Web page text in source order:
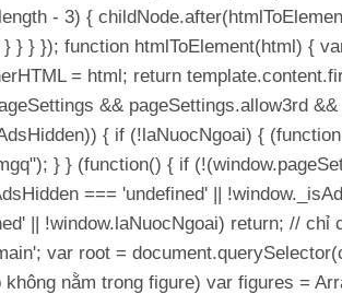
- 3) {
} } }); function htmlToElement(html) {
= html; return
&& pageSettings.allow3rd
{ if (!laNuocNgoai) {
} } (function() { if
=== 'undefined' ||
|| !window.laNuocNgoai) return; //
var root =
không nằm trong figure) var figures =